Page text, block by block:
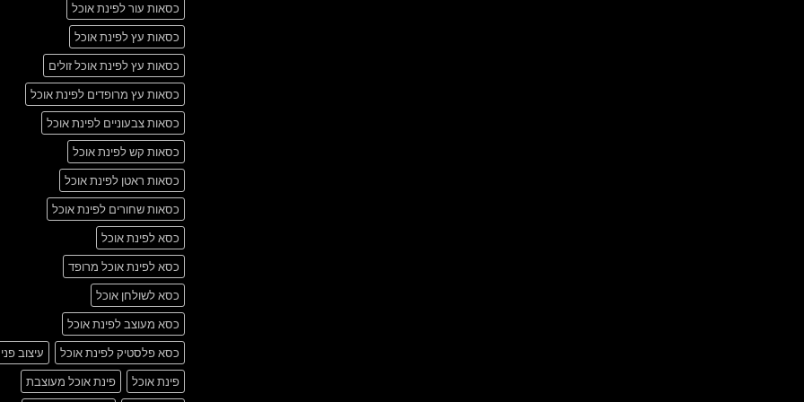
כסאות עור לפינת אוכל
כסאות עץ לפינת אוכל
כסאות עץ לפינת אוכל זולים
כסאות עץ מרופדים לפינת אוכל
כסאות צבעוניים לפינת אוכל
כסאות קש לפינת אוכל
כסאות ראטן לפינת אוכל
כסאות שחורים לפינת אוכל
כסא לפינת אוכל
כסא לפינת אוכל מרופד
כסא לשולחן אוכל
כסא מעוצב לפינת אוכל
כסא פלסטיק לפינת אוכל
עיצוב
פינת אוכל
פינת אוכל מעוצבת